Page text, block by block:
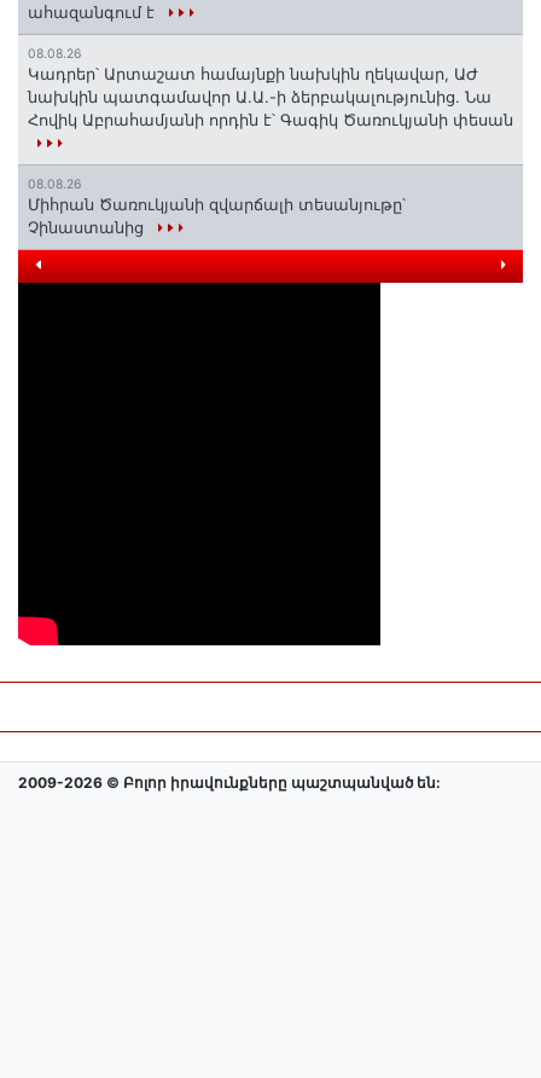
ահազանգում է
08.08.26
Կադրեր՝ Արտաշատ համայնքի նախկին ղեկավար, ԱԺ
նախկին պատգամավոր Ա.Ա.-ի ձերբակալությունից. Նա
Հովիկ Աբրահամյանի որդին է՝ Գագիկ Ծառուկյանի փեսան
08.08.26
Միհրան Ծառուկյանի զվարճալի տեսանյութը՝
Չինաստանից
2009-2026 © Բոլոր իրավունքները պաշտպանված են: